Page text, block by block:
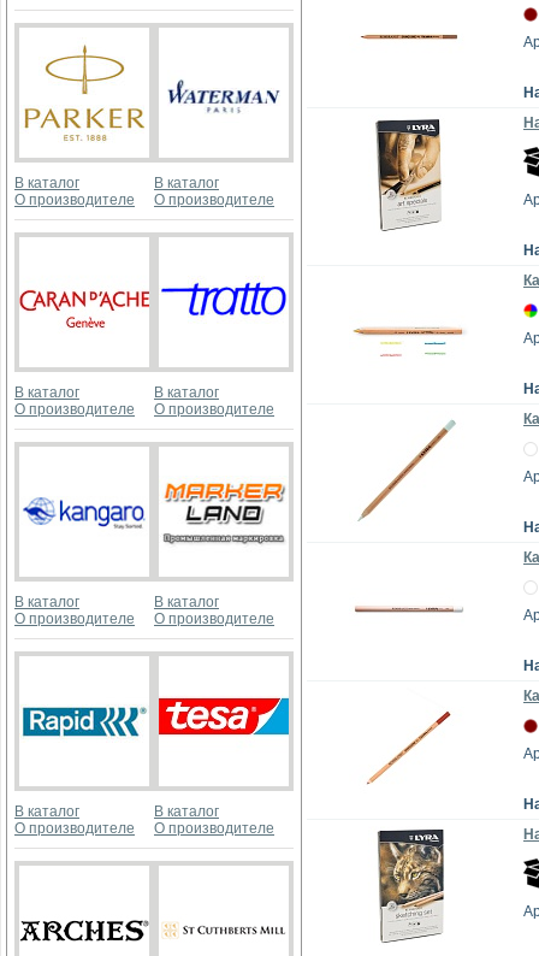
В каталог
О производителе
В каталог
О производителе
В каталог
О производителе
В каталог
О производителе
В каталог
О производителе
В каталог
О производителе
В каталог
О производителе
В каталог
О производителе